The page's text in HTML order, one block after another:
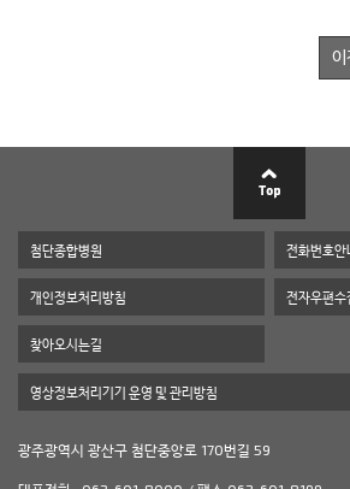
이
첨단종합병원 전화번호안
개인정보처리방침 전자우편수
찾아오시는길
영상정보처리기기 운영 및 관리방침
광주광역시 광산구 첨단중앙로 170번길 59